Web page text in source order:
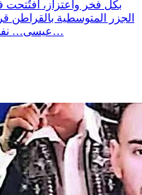
بكل فخر واعتزاز، افتُتحت
الجزر المتوسطية
عيسى… نفحات من التراث الروحي بقرقنة"، في…